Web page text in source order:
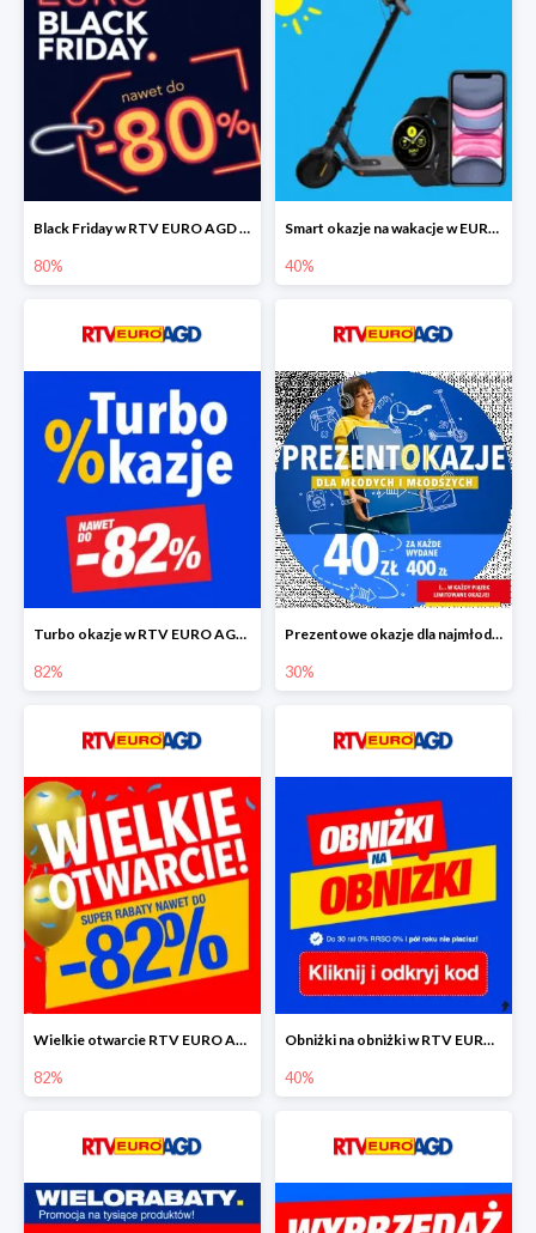
Black Friday w RTV EURO AGD do -80%
80%
Smart okazje na wakacje w EURO RTV AGD do -40%
40%
Turbo okazje w RTV EURO AGD do -82%
82%
Prezentowe okazje dla najmłodszych w RTV EURO AGD
30%
Wielkie otwarcie RTV EURO AGD - rabaty do -82%
82%
Obniżki na obniżki w RTV EURO AGD do -40%
40%